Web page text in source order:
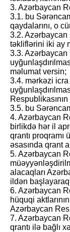
3. Azərbaycan
3.1. bu
qaydalarını, o
3.2. Azərbaycan
təkliflərini iki ay
3.3. Azərbaycan
məlumat versin;
3.4. mərkəzi icra
3.5. bu
4. Azərbaycan
birlikdə hər il
qrantı proqramı
əsasında qrant
5. Azərbaycan
alacaqları
ildən
6. Azərbaycan
hüquqi
Azərbaycan
7. Azərbaycan
qrantı ilə bağlı